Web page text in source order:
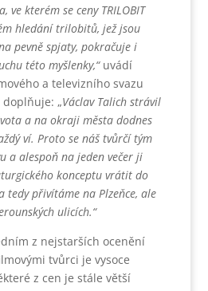
kterém se ceny TRILOBIT
hledání trilobitů, jež jsou
pevně spjaty, pokračuje i
této myšlenky,“ uvádí
a televizního svazu
doplňuje: „Václav Talich strávil
a na okraji města dodnes
ví. Proto se náš tvůrčí tým
a alespoň na jeden večer ji
konceptu vrátit do
tedy přivítáme na Plzeňce, ale
ulicích.“
z nejstarších ocenění
tvůrci je vysoce
z cen je stále větší